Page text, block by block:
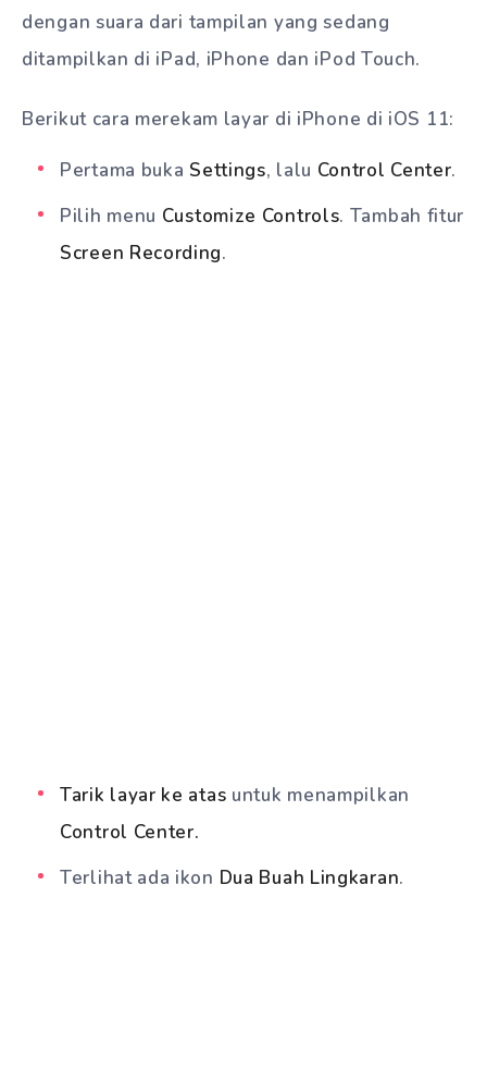
dengan suara dari tampilan yang sedang
ditampilkan di iPad, iPhone dan iPod Touch.
Berikut cara merekam layar di iPhone di iOS 11:
Pertama buka Settings, lalu Control Center.
Pilih menu Customize Controls. Tambah fitur
Screen Recording.
Tarik layar ke atas untuk menampilkan
Control Center.
Terlihat ada ikon Dua Buah Lingkaran.